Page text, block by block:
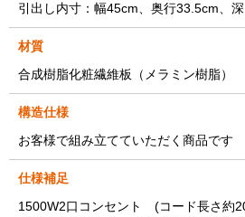
引出し内寸：幅45cm、奥行33.5cm、
材質
合成樹脂化粧繊維板（メラミン樹脂）
構造仕様
お客様で組み立てていただく商品です
仕様補足
1500W2口コンセント (コード長さ約